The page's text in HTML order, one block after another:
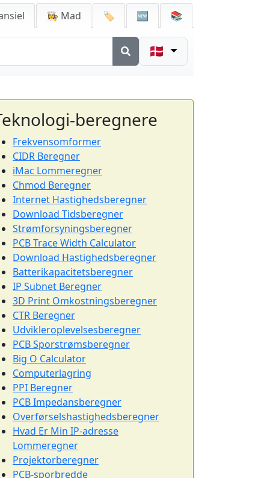
👩‍🍳 Mad 🏷️ 🆕 📚
🇩🇰
beregnere
Frekvensomformer
CIDR Beregner
iMac Lommeregner
Chmod Beregner
Internet Hastighedsberegner
Download Tidsberegner
Strømforsyningsberegner
PCB Trace Width Calculator
Download Hastighedsberegner
Batterikapacitetsberegner
IP Subnet Beregner
3D Print Omkostningsberegner
CTR Beregner
Udvikleroplevelsesberegner
PCB Sporstrømsberegner
Big O Calculator
Computerlagring
PPI Beregner
PCB Impedansberegner
Overførselshastighedsberegner
Hvad Er Min IP-adresse
Lommeregner
Projektorberegner
PCB-sporbredde